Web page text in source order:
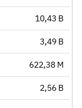
10,43 B
3,49 B
622,38 M
2,56 B